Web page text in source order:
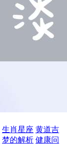
生肖星座 黄道吉
梦的解析 健康问